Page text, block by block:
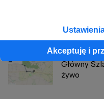
Akceptuję i
Tapeta
05/2026
Główny
żywo